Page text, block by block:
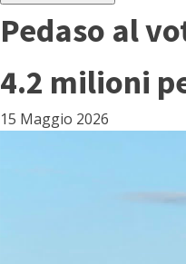
Pedaso al
4.2 milioni
15 Maggio 2026